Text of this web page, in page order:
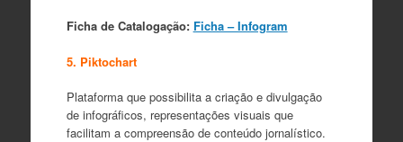
Ficha de Catalogação: Ficha – Infogram
5. Piktochart
Plataforma que possibilita a criação e divulgação
de infográficos, representações visuais que
facilitam a compreensão de conteúdo jornalístico.